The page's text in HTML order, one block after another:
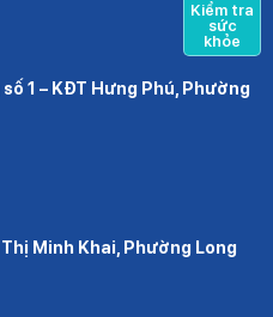
1 – KĐT Hưng Phú, Phường
Minh Khai, Phường Long
Kiểm tra
sức
khỏe